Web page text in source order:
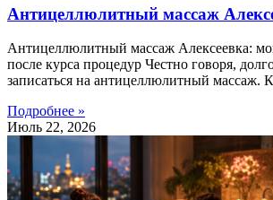
Антицеллюлитный массаж
Антицеллюлитный массаж Алексеевка:
после курса процедур Честно говоря,
записаться на антицеллюлитный массаж.
Подробнее »
Июль 22, 2026